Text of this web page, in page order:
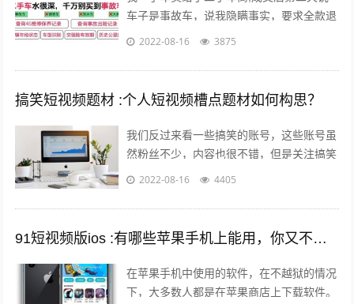
车子是事故车，说我隐瞒事实，要求全款退
车，我该怎么办？ 报警处理。二手车行在
2022-08-16 3875
搞笑短视频题材 :个人短视频槽点题材如何构思？
我们反过来看一些搞笑的账号，这些账号虽
然粉丝不少，内容也很不错，但是关注搞笑
账号的用户，大多数都是为了开心的，所以
2022-08-16 4405
91短视频版ios :有哪些苹果手机上能用，你又不愿意让人知道的好用的app呢？
在苹果手机中使用的软件，在不越狱的情况
下，大多数人都是在苹果商店上下载软件。